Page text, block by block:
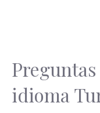
idioma